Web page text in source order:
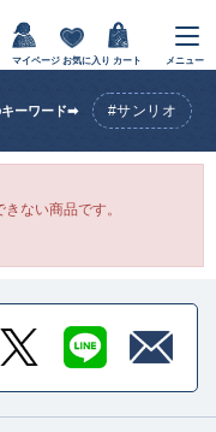
マイページ お気に入り カート メニュー
ーワード➡ #サンリオ
ない商品です。